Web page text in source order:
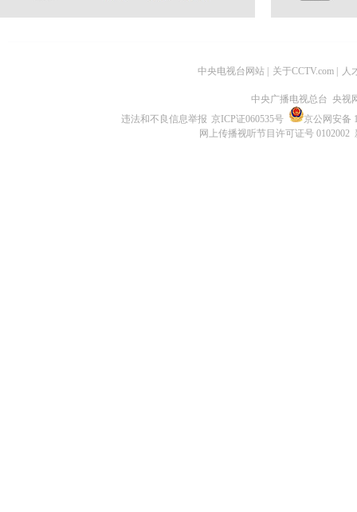
中央电视台网站 关于CCTV.com 人
中央广播电视总台 央视
违法和不良信息举报 京ICP证060535号
京公网安备
网上传播视听节目许可证号 0102002